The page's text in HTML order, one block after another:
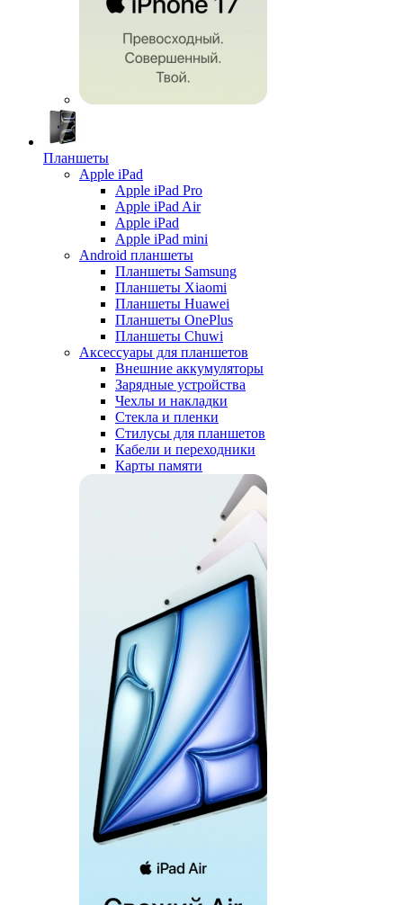
Планшеты
Apple iPad
Apple iPad Pro
Apple iPad Air
Apple iPad
Apple iPad mini
Android планшеты
Планшеты Samsung
Планшеты Xiaomi
Планшеты Huawei
Планшеты OnePlus
Планшеты Chuwi
Аксессуары для планшетов
Внешние аккумуляторы
Зарядные устройства
Чехлы и накладки
Стекла и пленки
Стилусы для планшетов
Кабели и переходники
Карты памяти